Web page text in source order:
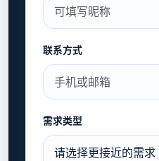
联系方式
需求类型